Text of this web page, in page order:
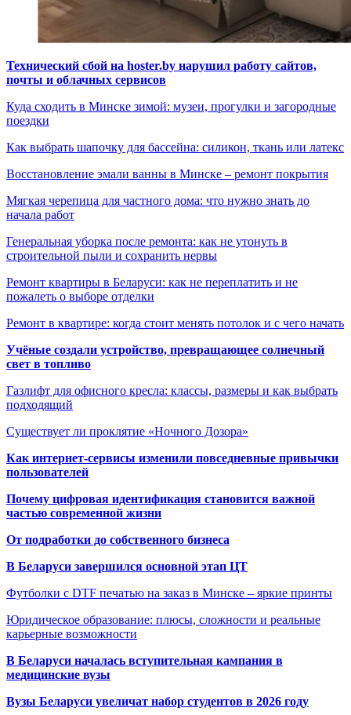
Технический сбой на hoster.by нарушил работу сайтов,
почты и облачных сервисов
Куда сходить в Минске зимой: музеи, прогулки и загородные
поездки
Как выбрать шапочку для бассейна: силикон, ткань или латекс
Восстановление эмали ванны в Минске – ремонт покрытия
Мягкая черепица для частного дома: что нужно знать до
начала работ
Генеральная уборка после ремонта: как не утонуть в
строительной пыли и сохранить нервы
Ремонт квартиры в Беларуси: как не переплатить и не
пожалеть о выборе отделки
Ремонт в квартире: когда стоит менять потолок и с чего начать
Учёные создали устройство, превращающее солнечный
свет в топливо
Газлифт для офисного кресла: классы, размеры и как выбрать
подходящий
Существует ли проклятие «Ночного Дозора»
Как интернет-сервисы изменили повседневные привычки
пользователей
Почему цифровая идентификация становится важной
частью современной жизни
От подработки до собственного бизнеса
В Беларуси завершился основной этап ЦТ
Футболки с DTF печатью на заказ в Минске – яркие принты
Юридическое образование: плюсы, сложности и реальные
карьерные возможности
В Беларуси началась вступительная кампания в
медицинские вузы
Вузы Беларуси увеличат набор студентов в 2026 году